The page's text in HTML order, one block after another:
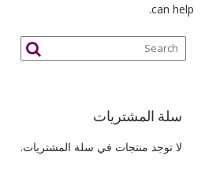
can help.
سلة المشتريات
لا توجد منتجات في سلة المشتريات.